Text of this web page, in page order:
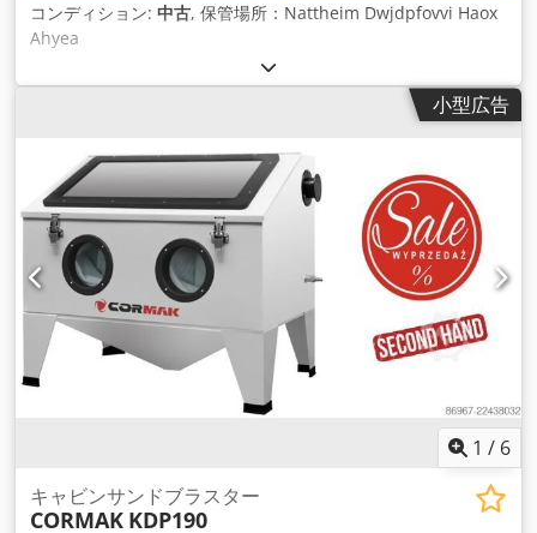
コンディション: 中古, 保管場所：Nattheim Dwjdpfovvi Haox
Ahyea
小型広告
1 / 6
キャビンサンドブラスター
CORMAK KDP190